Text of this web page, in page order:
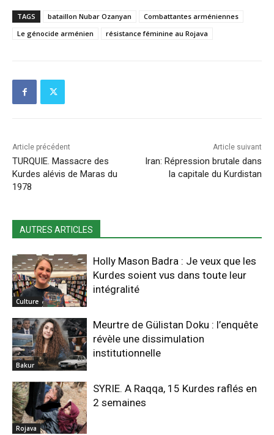
TAGS bataillon Nubar Ozanyan
Combattantes arméniennes
Le génocide arménien
résistance féminine au Rojava
Article précédent
TURQUIE. Massacre des
Kurdes alévis de Maras du
1978
Article suivant
Iran: Répression brutale dans
la capitale du Kurdistan
AUTRES ARTICLES
Culture
Holly Mason Badra : Je veux que les
Kurdes soient vus dans toute leur
intégralité
Bakur
Meurtre de Gülistan Doku : l’enquête
révèle une dissimulation
institutionnelle
Rojava
SYRIE. A Raqqa, 15 Kurdes raflés en
2 semaines